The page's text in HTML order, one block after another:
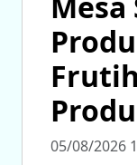
05/08/2026